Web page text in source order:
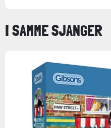
I SAMME SJANGER